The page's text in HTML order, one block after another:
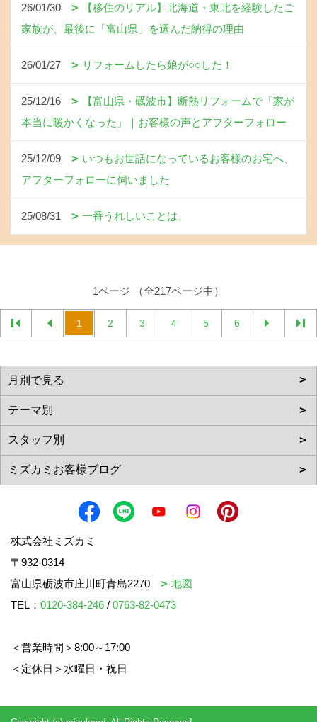
26/01/30
【移住のリアル】北海道・東北を経験したご
家族が、最後に「富山県」を選んだ納得の理由
26/01/27 リフォームしたら娘が○○した！
25/12/16
【富山県・礪波市】断熱リフォームで「家が
本当に暖かくなった」｜お客様の声とアフターフォロー
25/12/09
いつもお世話になっているお客様のお宅へ、
アフターフォローに伺いました
25/08/31 一番うれしいことは、
1ページ （全217ページ中）
1 2 3 4 5 6
株式会社ミズカミ
〒932-0314
富山県砺波市庄川町青島2270
地図
TEL： 0120-384-246 / 0763-82-0473
＜営業時間＞8:00～17:00
＜定休日＞水曜日・祝日